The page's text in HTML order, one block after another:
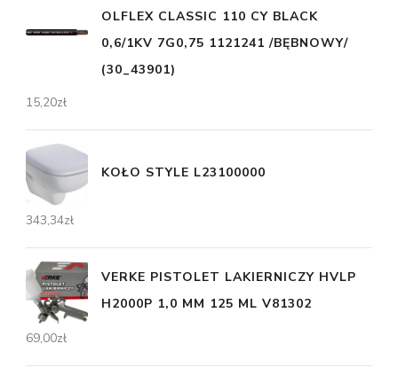
OLFLEX CLASSIC 110 CY BLACK
0,6/1KV 7G0,75 1121241 /BĘBNOWY/
(30_43901)
15,20zł
KOŁO STYLE L23100000
343,34zł
VERKE PISTOLET LAKIERNICZY HVLP
H2000P 1,0 MM 125 ML V81302
69,00zł